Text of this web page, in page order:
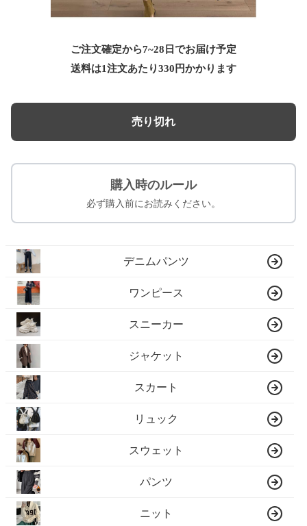
ご注文確定から7~28日でお届け予定
送料は1注文あたり330 円かかります
売り切れ
購入時のルール
必ず購入前にお読みください。
デニムパンツ
ワンピース
スニーカー
ジャケット
スカート
リュック
スウェット
パンツ
ニット